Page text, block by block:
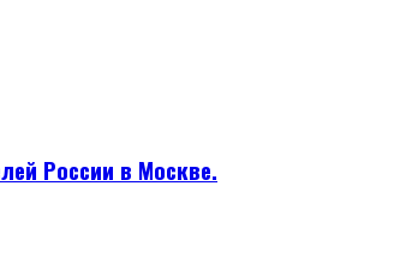
России в Москве.